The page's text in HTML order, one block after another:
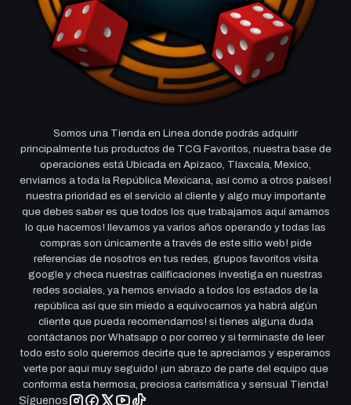
Somos una Tienda en Linea donde podrás adquirir
principalmente tus productos de TCG Favoritos, nuestra base de
operaciones está Ubicada en Apizaco, Tlaxcala, Mexico,
enviamos a toda la República Mexicana, así como a otros países!
nuestra prioridad es el servicio al cliente y algo muy importante
que debes saber es que todos los que trabajamos aquí amamos
lo que hacemos! llevamos ya varios años operando y todas las
compras son únicamente a través de este sitio web! pide
referencias de nosotros en tus redes, grupos favoritos visita
google y checa nuestras calificaciones investiga en nuestras
redes sociales, ya hemos enviado a todos los estados de la
república así que sin miedo a equivocarnos ya habrá algún
cliente que pueda recomendarnos! si tienes alguna duda
contáctanos por Whatsapp o por correo y si terminaste de leer
todo esto solo queremos decirte que te apreciamos y esperamos
verte por aqui muy seguido! ¡un abrazo de parte del equipo que
conforma esta hermosa, preciosa carismática y sensual Tienda!
Síguenos